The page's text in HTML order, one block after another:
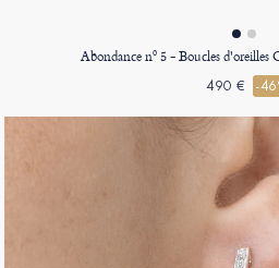
Abondance nº 5 - Boucles
490 € -